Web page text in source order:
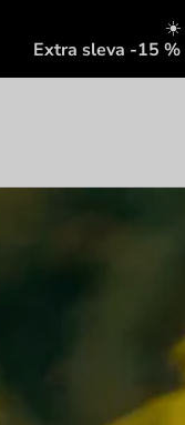
☀️
Extra sleva -15 %